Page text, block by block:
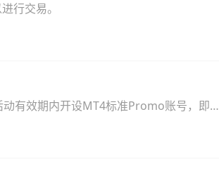
行交易。
有效期内开设MT4标准Promo账号，即可